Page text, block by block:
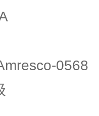
0568